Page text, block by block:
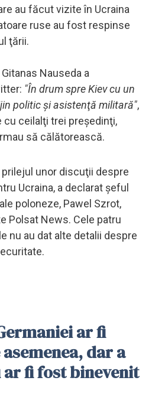
au făcut vizite în Ucraina
ruse au fost respinse
ţării.
Nauseda a
"În drum spre Kiev cu un
politic şi asistenţă militară",
cu ceilalţi trei preşedinţi,
să călătorească.
prilejul unor discuţii despre
Ucraina, a declarat şeful
poloneze, Pawel Szrot,
Polsat News. Cele patru
nu au dat alte detalii despre
ar fi
dar a
fi fost binevenit